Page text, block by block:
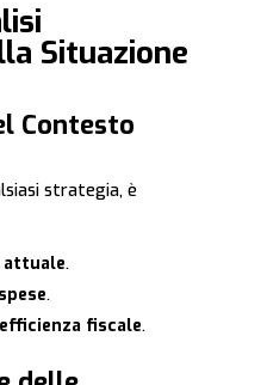
Situazione
Contesto
strategia, è
.
.
fiscale.